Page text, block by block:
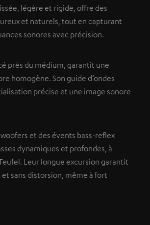
légère et rigide, offre des
et naturels, tout en capturant
sonores avec précision.
près du médium, garantit une
homogène. Son guide d’ondes
précise et une image sonore
et des évents bass-reflex
dynamiques et profondes, à
Leur longue excursion garantit
et sans distorsion, même à fort